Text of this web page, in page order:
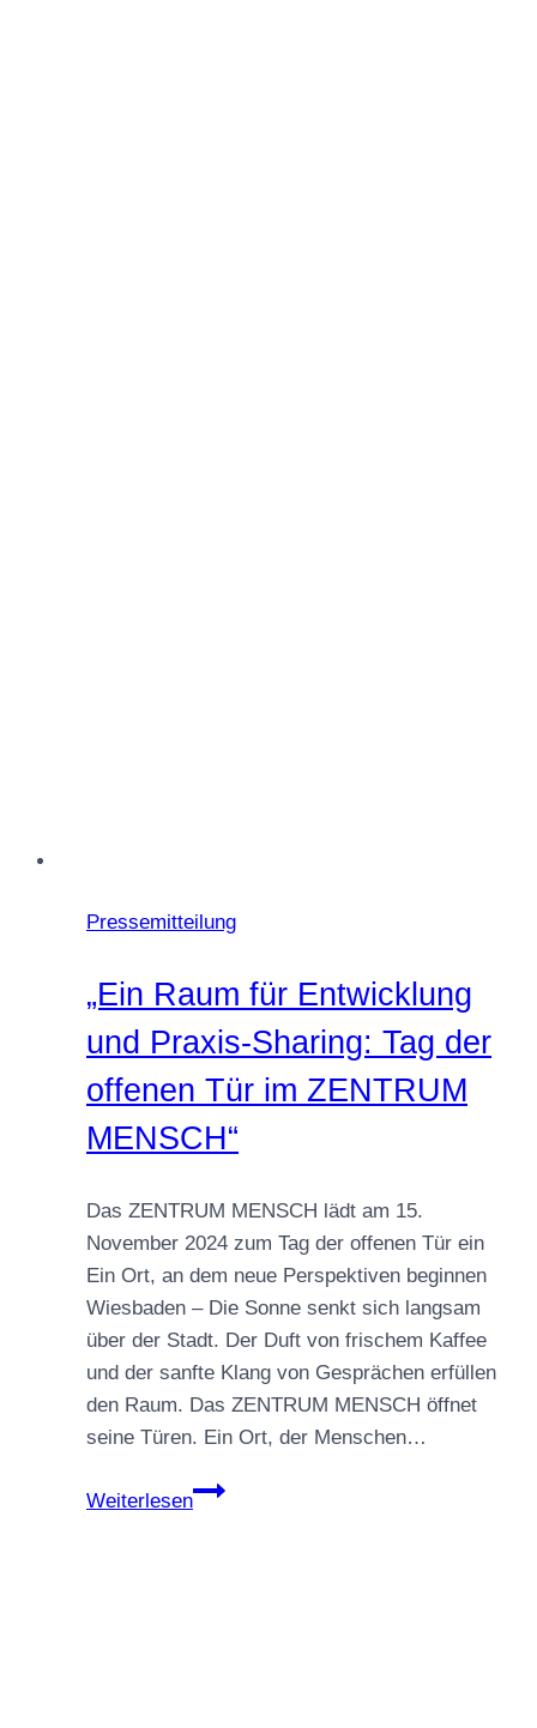
Pressemitteilung
„Ein Raum für Entwicklung
und Praxis-Sharing: Tag der
offenen Tür im ZENTRUM
MENSCH“
Das ZENTRUM MENSCH lädt am 15.
November 2024 zum Tag der offenen Tür ein
Ein Ort, an dem neue Perspektiven beginnen
Wiesbaden – Die Sonne senkt sich langsam
über der Stadt. Der Duft von frischem Kaffee
und der sanfte Klang von Gesprächen erfüllen
den Raum. Das ZENTRUM MENSCH öffnet
seine Türen. Ein Ort, der Menschen…
Weiterlesen
„Ein